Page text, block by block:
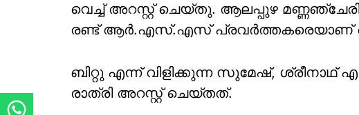
വെച്ച് അറസ്റ്റ് ചെയ്തു. ആലപ്പുഴ
രണ്ട് ആര്‍.എസ്.എസ് പ്രവര്‍ത്തകരെയാണ്
ബിറ്റു എന്ന് വിളിക്കുന്ന സുമേഷ്, ശ്രീനാഥ്
രാത്രി അറസ്റ്റ് ചെയ്തത്.